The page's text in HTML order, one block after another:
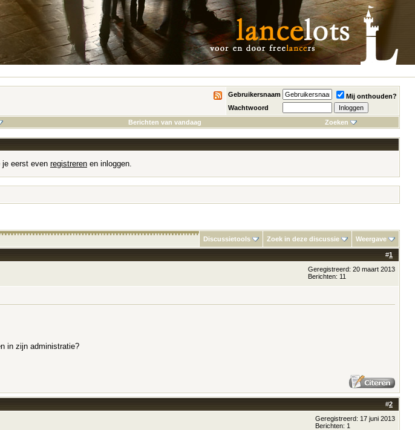
Gebruikersnaam
Mij onthouden?
Wachtwoord
Berichten van vandaag Zoeken
je eerst even registreren en inloggen.
Discussietools Zoek in deze discussie Weergave
#1
Geregistreerd: 20 maart 2013
Berichten: 11
in zijn administratie?
#2
Geregistreerd: 17 juni 2013
Berichten: 1